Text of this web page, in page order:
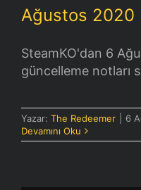
Ağustos 2020
SteamKO'dan 6
güncelleme notları
Yazar: The Redeemer 6
Devamını Oku